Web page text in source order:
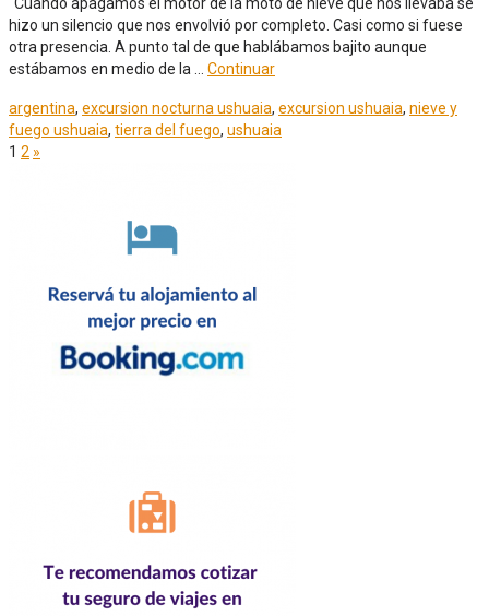
hizo un silencio que nos envolvió por completo. Casi como si fuese
otra presencia. A punto tal de que hablábamos bajito aunque
estábamos en medio de la … Continuar
argentina, excursion nocturna ushuaia, excursion ushuaia, nieve y
fuego ushuaia, tierra del fuego, ushuaia
Paginación
entradas
1 2 »